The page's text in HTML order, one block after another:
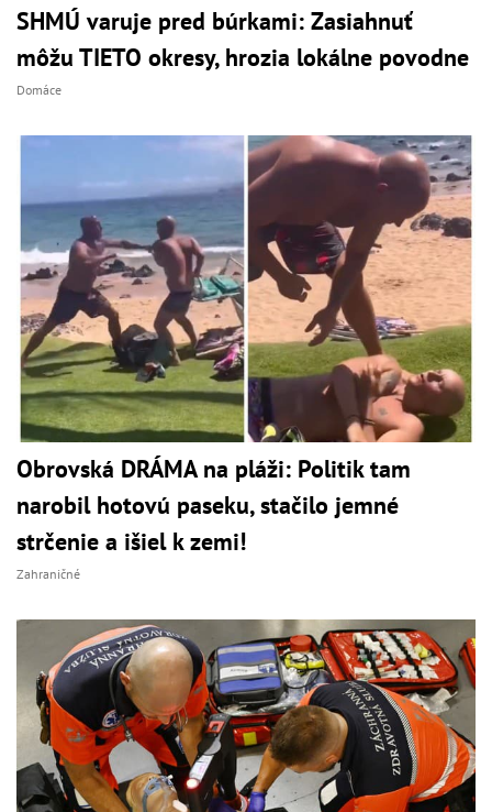
SHMÚ varuje pred búrkami: Zasiahnuť
môžu TIETO okresy, hrozia lokálne povodne
Domáce
Obrovská DRÁMA na pláži: Politik tam
narobil hotovú paseku, stačilo jemné
strčenie a išiel k zemi!
Zahraničné